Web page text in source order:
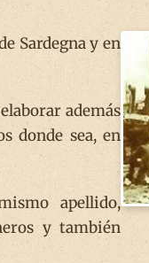
Sardegna y en
además
donde sea, en
apellido,
y también